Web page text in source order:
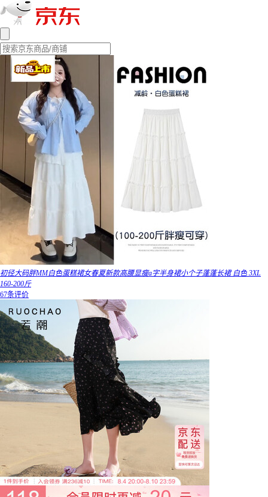
初径大码胖MM白色蛋糕裙女春夏新款高腰显瘦a字半身裙小个子蓬蓬长裙 白色 3XL
160-200斤
67条评价